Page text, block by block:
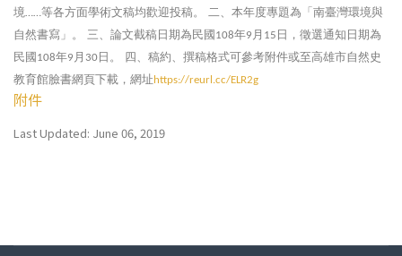
境……等各方面學術文稿均歡迎投稿。
二、本年度專題為「南臺灣環境與
自然書寫」。
三、論文截稿日期為民國108年9 月 15 日，徵選通知日期為
民國108年9 月 30日。
四、稿約、撰稿格式可參考附件或至高雄市自然史
教育館臉書網頁下載，網址 https://reurl.cc/ELR2g
附件
Last Updated: June 06, 2019